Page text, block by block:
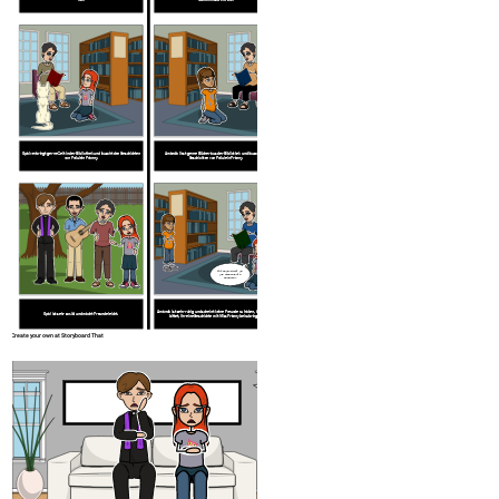
Create your own at Storyboard That
Opal verbringt gerne Zeit in der Bibliothek und lauscht den Geschichten
von Fräulein Franny.
Amanda liest gerne Bücher aus der Bibliothek und lauscht den
Geschichten von Fräulein Franny.
Opal ist sehr sozial und macht Freunde leicht. Amanda ist sehr ruhig und scheint keine Freunde zu haben, bis Opal sie
bittet, ihr eine Geschichte mit Miss Franny beizubringen.
Amanda, willst du
die Geschichte
anhören?
INDIEN OPAL BULONI